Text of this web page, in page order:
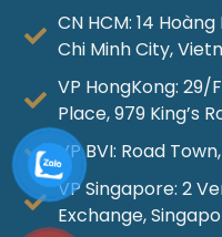
CN HCM: 14
Chi Minh City,
VP HongKong: 29/
Place, 979 King’s
VP BVI: Road
VP Singapore: 2
Exchange,